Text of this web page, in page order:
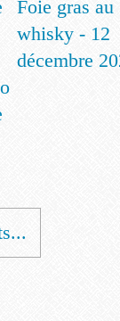
Foie gras au
whisky - 12
décembre